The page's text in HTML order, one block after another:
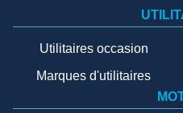
Utilitaires occasion
Marques d'utilitaires